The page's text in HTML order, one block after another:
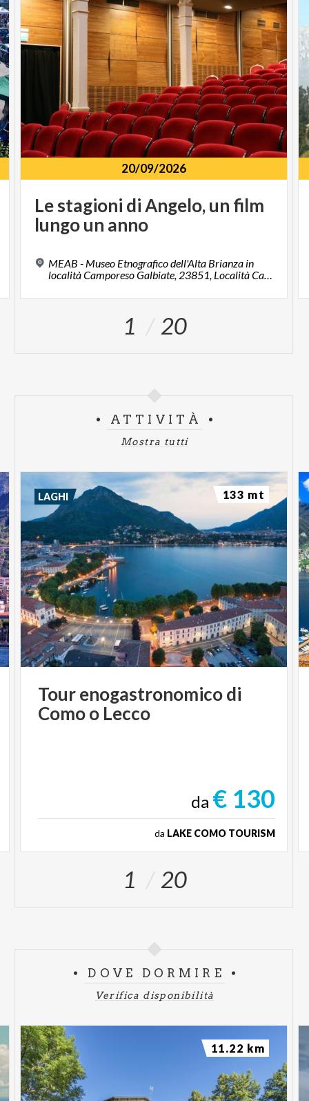
20/09/2026
Lestagioni diAngelo,un film
lungoun anno
MEAB - Museo Etnografico dell'Alta Brianza in
località Camporeso Galbiate, 23851, Località Camporese
1 20
ATTIVITÀ
Mostra tutti
Tourenogastronomicodi
Comoo Lecco
da € 130
da LAKE COMO TOURISM
LAGHI 133 mt
1 20
DOVE DORMIRE
Verifica disponibilità
11.22 km